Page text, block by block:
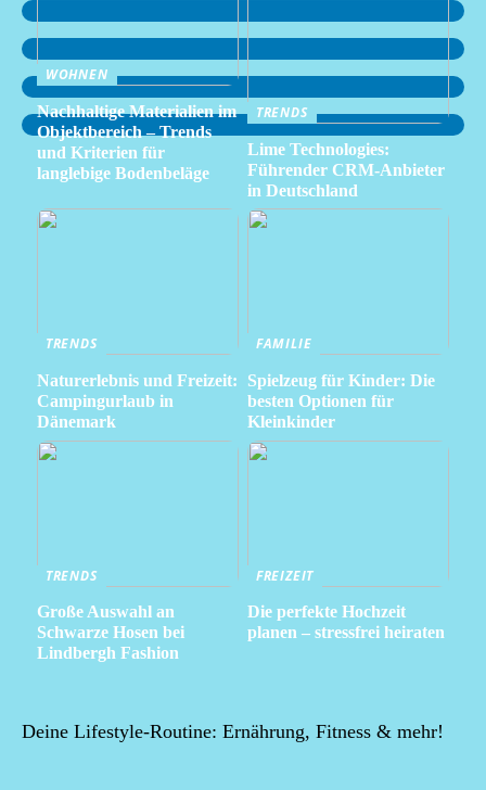
WOHNEN
Nachhaltige Materialien im
Objektbereich – Trends
und Kriterien für
langlebige Bodenbeläge
TRENDS
Lime Technologies:
Führender CRM-Anbieter
in Deutschland
TRENDS
Naturerlebnis und Freizeit:
Campingurlaub in
Dänemark
FAMILIE
Spielzeug für Kinder: Die
besten Optionen für
Kleinkinder
TRENDS
Große Auswahl an
Schwarze Hosen bei
Lindbergh Fashion
FREIZEIT
Die perfekte Hochzeit
planen – stressfrei heiraten
Deine Lifestyle-Routine: Ernährung, Fitness & mehr!